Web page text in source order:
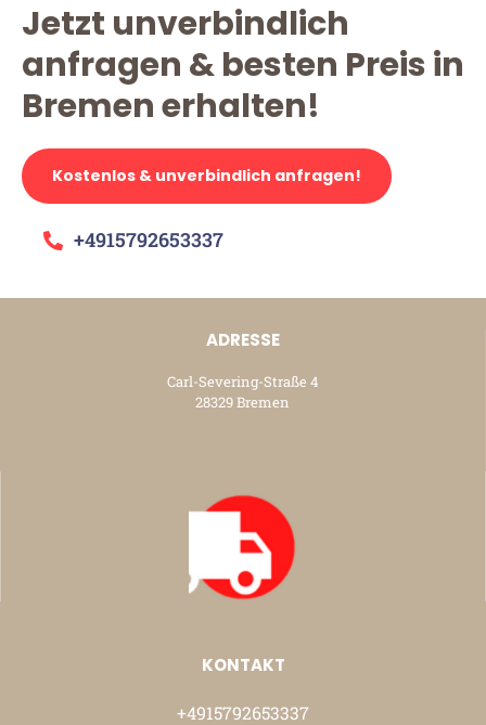
Jetzt unverbindlich
anfragen & besten Preis in
Bremen erhalten!
Kostenlos & unverbindlich anfragen!
+4915792653337
ADRESSE
Carl-Severing-Straße 4
28329 Bremen
KONTAKT
+4915792653337